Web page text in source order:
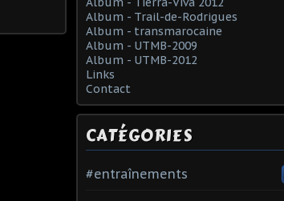
Album - Trail-de-Rodrigues
Album - transmarocaine
Album - UTMB-2009
Album - UTMB-2012
Links
Contact
CATÉGORIES
#entraînements